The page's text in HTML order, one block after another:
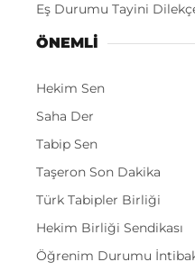
Eş Durumu Tayini
ÖNEMLI
Hekim Sen
Saha Der
Tabip Sen
Taşeron Son Dakika
Türk Tabipler Birliği
Hekim Birliği Sendikası
Öğrenim Durumu